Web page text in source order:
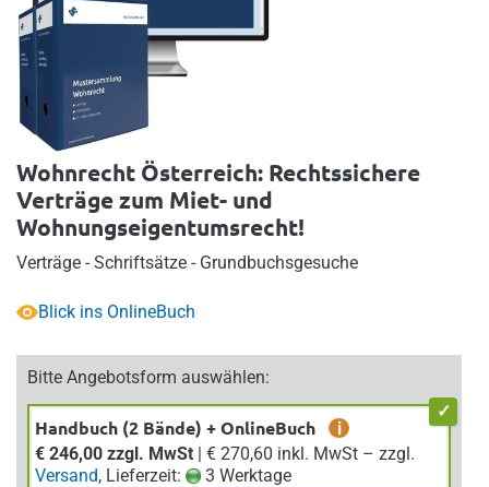
Wohnrecht Österreich: Rechtssichere
Verträge zum Miet- und
Wohnungseigentumsrecht!
Verträge - Schriftsätze - Grundbuchsgesuche
Blick ins OnlineBuch
Bitte Angebotsform auswählen:
Handbuch (2 Bände) + OnlineBuch
i
€ 246,00 zzgl. MwSt
| € 270,60 inkl. MwSt – zzgl.
Versand, Lieferzeit: 3 Werktage